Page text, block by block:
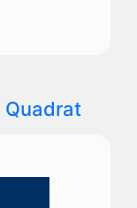
Quadrat